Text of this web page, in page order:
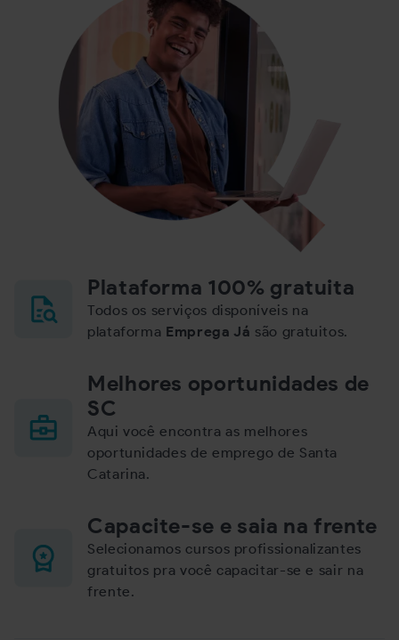
Plataforma 100% gratuita
Todos os serviços disponíveis na
plataforma Emprega Já são gratuitos.
Melhores oportunidades de
SC
Aqui você encontra as melhores
oportunidades de emprego de Santa
Catarina.
Capacite-se e saia na frente
Selecionamos cursos profissionalizantes
gratuitos pra você capacitar-se e sair na
frente.